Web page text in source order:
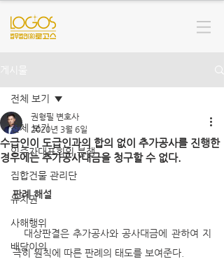
게시물
전체 보기
입주자대표회의 분쟁
집합건물 관리단
유치권
사해행위
배당이의
전체 보기
수급인이 도급인과의 합의 없이 추가공사를 진행한
경우에는 추가공사대금을 청구할 수 없다.
권형필 변호사
2020년 3월 6일
판례 해설
극히 원칙에 따른 판례의 태도를 보여준다.